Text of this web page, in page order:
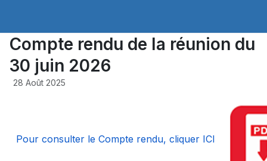
Compte rendu de la réunion du
30 juin 2026
28 Août 2025
Pour consulter le Compte rendu, cliquer ICI